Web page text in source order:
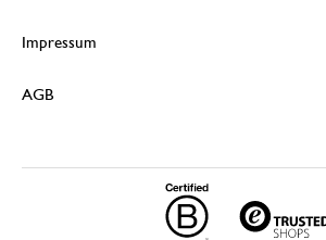
Impressum
AGB